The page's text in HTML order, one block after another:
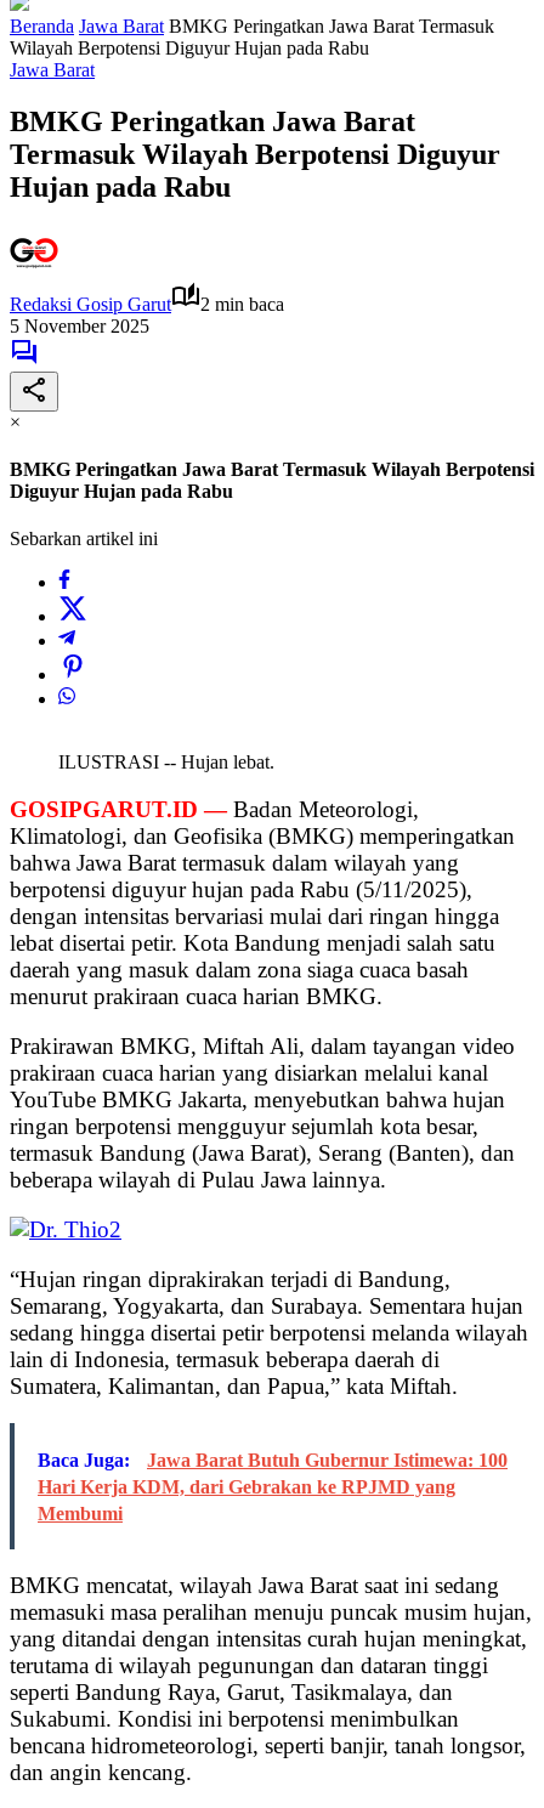
Beranda Jawa Barat BMKG Peringatkan Jawa Barat Termasuk
Wilayah Berpotensi Diguyur Hujan pada Rabu
Jawa Barat
BMKG Peringatkan Jawa Barat
Termasuk Wilayah Berpotensi Diguyur
Hujan pada Rabu
Redaksi Gosip Garut
2 min baca
5 November 2025
×
BMKG Peringatkan Jawa Barat Termasuk Wilayah Berpotensi
Diguyur Hujan pada Rabu
Sebarkan artikel ini
ILUSTRASI -- Hujan lebat.
GOSIPGARUT.ID — Badan Meteorologi,
Klimatologi, dan Geofisika (BMKG) memperingatkan
bahwa Jawa Barat termasuk dalam wilayah yang
berpotensi diguyur hujan pada Rabu (5/11/2025),
dengan intensitas bervariasi mulai dari ringan hingga
lebat disertai petir. Kota Bandung menjadi salah satu
daerah yang masuk dalam zona siaga cuaca basah
menurut prakiraan cuaca harian BMKG.
Prakirawan BMKG, Miftah Ali, dalam tayangan video
prakiraan cuaca harian yang disiarkan melalui kanal
YouTube BMKG Jakarta, menyebutkan bahwa hujan
ringan berpotensi mengguyur sejumlah kota besar,
termasuk Bandung (Jawa Barat), Serang (Banten), dan
beberapa wilayah di Pulau Jawa lainnya.
“Hujan ringan diprakirakan terjadi di Bandung,
Semarang, Yogyakarta, dan Surabaya. Sementara hujan
sedang hingga disertai petir berpotensi melanda wilayah
lain di Indonesia, termasuk beberapa daerah di
Sumatera, Kalimantan, dan Papua,” kata Miftah.
Baca Juga:
Jawa Barat Butuh Gubernur Istimewa: 100
Hari Kerja KDM, dari Gebrakan ke RPJMD yang
Membumi
BMKG mencatat, wilayah Jawa Barat saat ini sedang
memasuki masa peralihan menuju puncak musim hujan,
yang ditandai dengan intensitas curah hujan meningkat,
terutama di wilayah pegunungan dan dataran tinggi
seperti Bandung Raya, Garut, Tasikmalaya, dan
Sukabumi. Kondisi ini berpotensi menimbulkan
bencana hidrometeorologi, seperti banjir, tanah longsor,
dan angin kencang.